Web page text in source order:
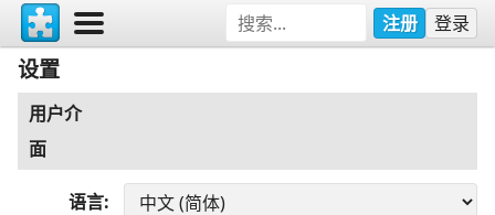
注册 登录
设置
用户介
面
语言